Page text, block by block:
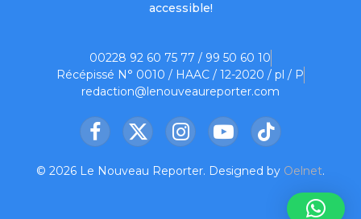
accessible!
00228 92 60 75 77 / 99 50 60 10
Récépissé N° 0010 / HAAC / 12-2020 / pl / P
redaction@lenouveaureporter.com
Facebook
X
InstagramYouTubeTikTok
© 2026 Le Nouveau Reporter. Designed by Oelnet.